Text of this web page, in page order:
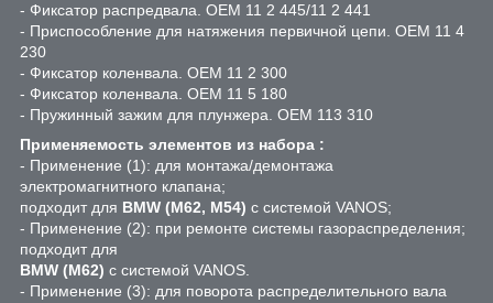
- Фиксатор распредвала. ОЕМ 11 2 445/11 2 441
- Приспособление для натяжения первичной цепи. ОЕМ 11 4
230
- Фиксатор коленвала. ОЕМ 11 2 300
- Фиксатор коленвала. ОЕМ 11 5 180
- Пружинный зажим для плунжера. ОЕМ 113 310
Применяемость элементов из набора :
- Применение (1): для монтажа/демонтажа
электромагнитного клапана;
подходит для BMW (М62, М54) с системой VANOS;
- Применение (2): при ремонте системы газораспределения;
подходит для
BMW (М62) с системой VANOS.
- Применение (3): для поворота распределительного вала